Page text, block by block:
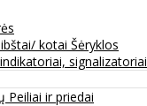
kotai Šėryklos
signalizatoriai
Peiliai ir priedai